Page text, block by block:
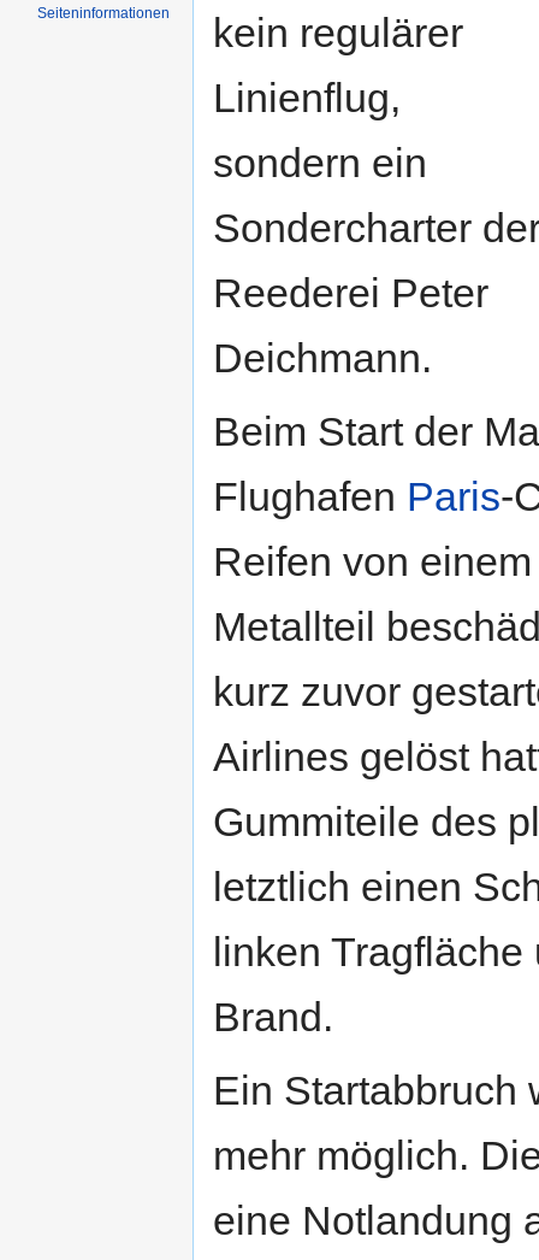
kein regulärer
Linienflug,
sondern ein
Sondercharter
Reederei Peter
Deichmann.
Beim Start der
Flughafen Paris-
Reifen von
Metallteil
kurz zuvor
Airlines gelöst
Gummiteile des
letztlich einen
linken
Brand.
Ein Startabbruch
mehr möglich.
eine Notlandung
Seiteninformationen